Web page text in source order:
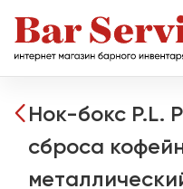
Нок-бокс P.L.
сброса